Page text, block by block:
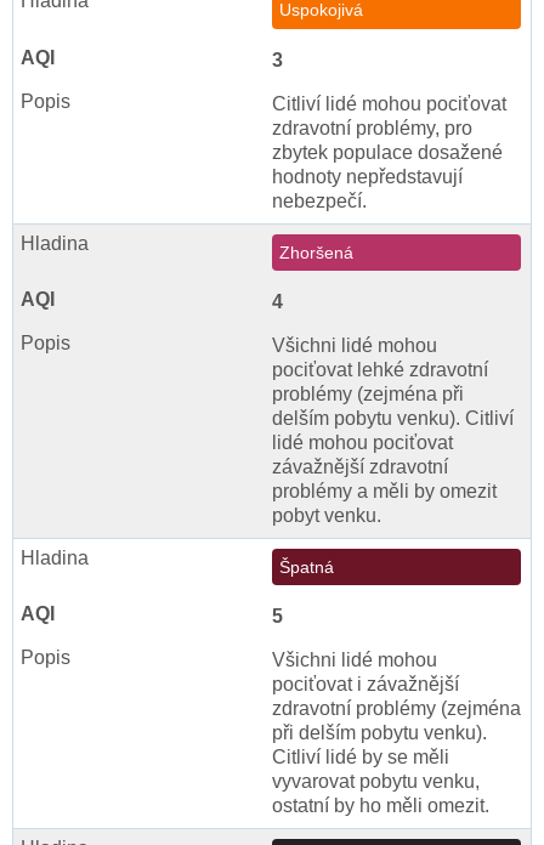
Uspokojivá
3
Citliví lidé mohou pociťovat
zdravotní problémy, pro
zbytek populace dosažené
hodnoty nepředstavují
nebezpečí.
Zhoršená
4
Všichni lidé mohou
pociťovat lehké zdravotní
problémy (zejména při
delším pobytu venku). Citliví
lidé mohou pociťovat
závažnější zdravotní
problémy a měli by omezit
pobyt venku.
Špatná
5
Všichni lidé mohou
pociťovat i závažnější
zdravotní problémy (zejména
při delším pobytu venku).
Citliví lidé by se měli
vyvarovat pobytu venku,
ostatní by ho měli omezit.